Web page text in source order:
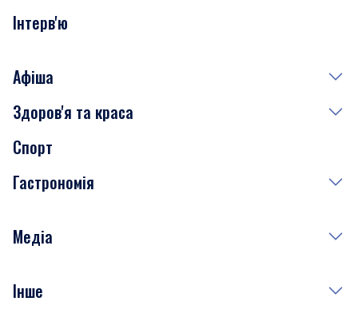
Інтерв'ю
Афіша
Сьогодні
Завтра
Субота
Здоров'я та краса
Медицина
Краса
Спорт
Гастрономія
Рецепти
Медіа
Фото
Інше